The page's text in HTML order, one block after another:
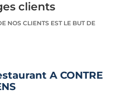
clients
NOS CLIENTS EST LE BUT DE
A CONTRE